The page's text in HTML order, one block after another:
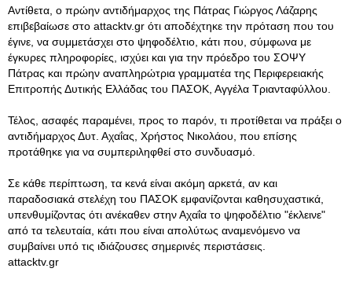
Αντίθετα, ο πρώην αντιδήμαρχος της Πάτρας Γιώργος Λάζαρης
επιβεβαίωσε στο attacktv.gr ότι αποδέχτηκε την πρόταση που του
έγινε, να συμμετάσχει στο ψηφοδέλτιο, κάτι που, σύμφωνα με
έγκυρες πληροφορίες, ισχύει και για την πρόεδρο του ΣΟΨΥ
Πάτρας και πρώην αναπληρώτρια γραμματέα της Περιφερειακής
Επιτροπής Δυτικής Ελλάδας του ΠΑΣΟΚ, Αγγέλα Τριανταφύλλου.
Τέλος, ασαφές παραμένει, προς το παρόν, τι προτίθεται να πράξει ο
αντιδήμαρχος Δυτ. Αχαΐας, Χρήστος Νικολάου, που επίσης
προτάθηκε για να συμπεριληφθεί στο συνδυασμό.
Σε κάθε περίπτωση, τα κενά είναι ακόμη αρκετά, αν και
παραδοσιακά στελέχη του ΠΑΣΟΚ εμφανίζονται καθησυχαστικά,
υπενθυμίζοντας ότι ανέκαθεν στην Αχαΐα το ψηφοδέλτιο "έκλεινε"
από τα τελευταία, κάτι που είναι απολύτως αναμενόμενο να
συμβαίνει υπό τις ιδιάζουσες σημερινές περιστάσεις.
attacktv.gr